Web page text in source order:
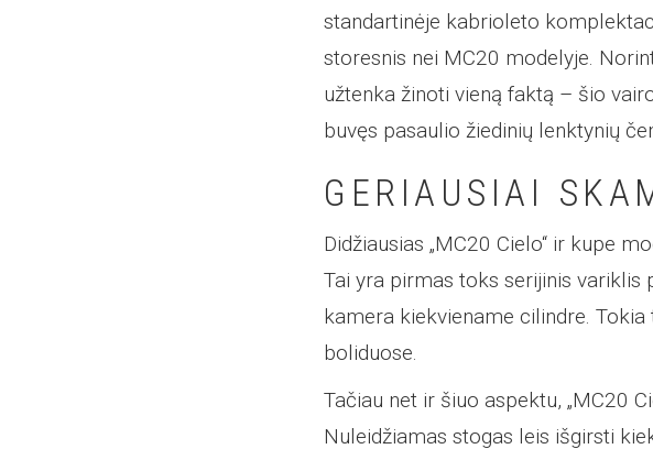
standartinėje kabrioleto
storesnis nei MC20 modelyje.
užtenka žinoti vieną faktą – šio
buvęs pasaulio žiedinių lenktynių
GERIAUSIAI
Didžiausias „MC20 Cielo“ ir kupe
Tai yra pirmas toks serijinis variklis
kamera kiekviename cilindre.
boliduose.
Tačiau net ir šiuo aspektu, „MC20
Nuleidžiamas stogas leis išgirsti